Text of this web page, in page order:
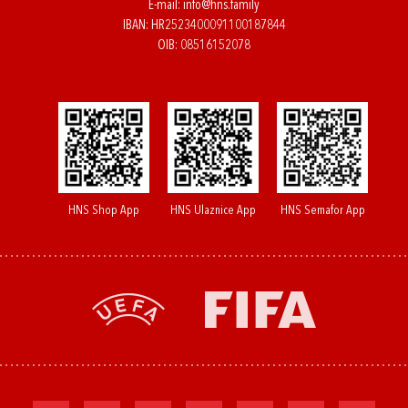
E-mail: info@hns.family
IBAN: HR2523400091100187844
OIB: 08516152078
HNS Shop App HNS Ulaznice App HNS Semafor App